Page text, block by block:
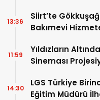
Siirt’te
Bakımevi
13:36
Yıldızların
Sineması
11:59
LGS Türkiye
Eğitim Müdürü
14:30